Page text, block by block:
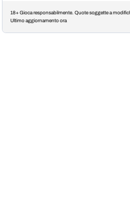
18+ Gioca responsabilmente. Quote soggette a
Ultimo aggiornamento ora